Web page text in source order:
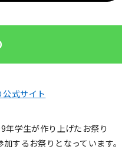
式サイト
年学生が作り上げたお祭り
するお祭りとなっています。